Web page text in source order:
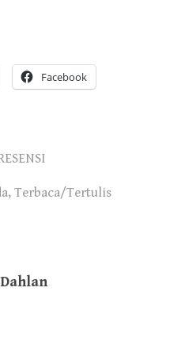
Facebook
, Terbaca/Tertulis